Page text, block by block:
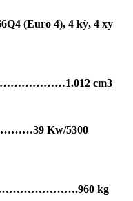
(Euro 4), 4 kỳ, 4 xy
cm3
Kw/5300
kg